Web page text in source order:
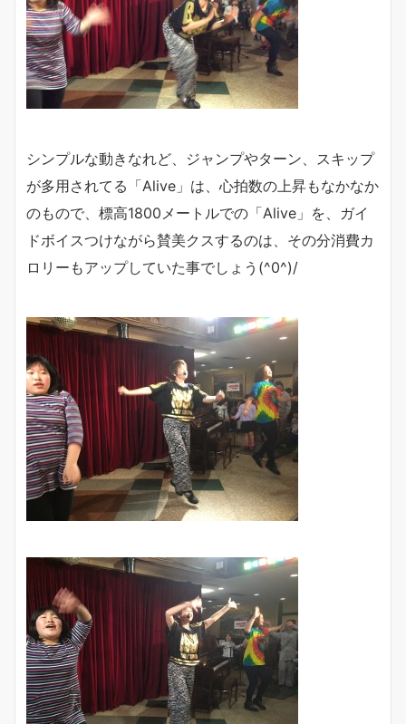
シンプルな動きなれど、ジャンプやターン、スキップ
が多用されてる「Alive」は、心拍数の上昇もなかなか
のもので、標高1800メートルでの「Alive」を、ガイ
ドボイスつけながら賛美クスするのは、その分消費カ
ロリーもアップしていた事でしょう(^0^)/